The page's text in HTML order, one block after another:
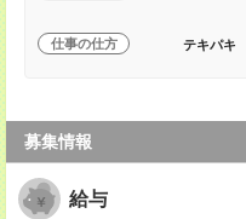
仕事の仕方 テキパキ
募集情報
給与